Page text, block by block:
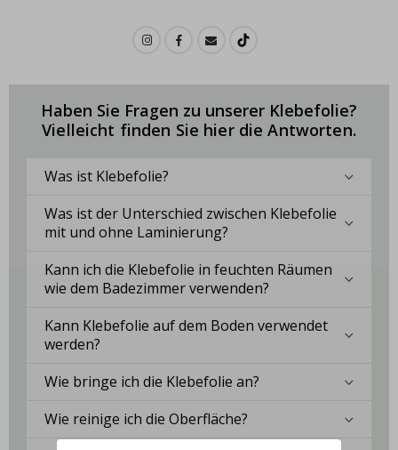
Haben Sie Fragen zu unserer Klebefolie?
Vielleicht finden Sie hier die Antworten.
Was ist Klebefolie?
Was ist der Unterschied zwischen Klebefolie
mit und ohne Laminierung?
Kann ich die Klebefolie in feuchten Räumen
wie dem Badezimmer verwenden?
Kann Klebefolie auf dem Boden verwendet
werden?
Wie bringe ich die Klebefolie an?
Wie reinige ich die Oberfläche?